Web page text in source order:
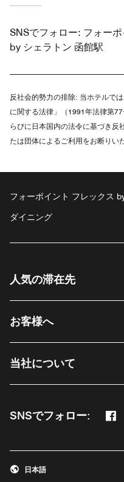
SNSでフォロー: フォー
by シェラトン 函館駅
反社会的勢力の排除: 当ホテルで
に関する法律」（1991年法律第
らびに日本国内の法令に基づき反
たは団体によるご利用をお断りい
フォーポイント フレックス
ダイニング
人気の滞在先
お客様へ
当社について
SNSでフォロー:
新
日本語